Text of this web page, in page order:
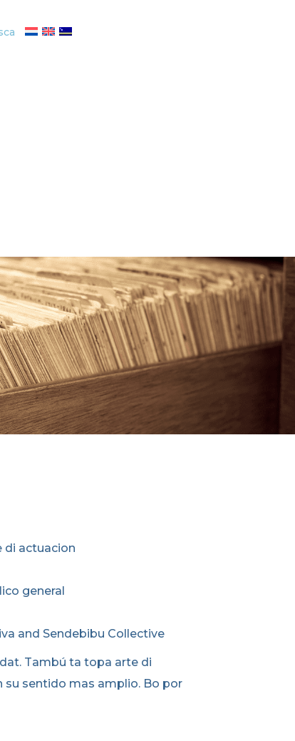
di actuacion
general
and Sendebibu Collective
Tambú ta topa arte di
su sentido mas amplio. Bo por